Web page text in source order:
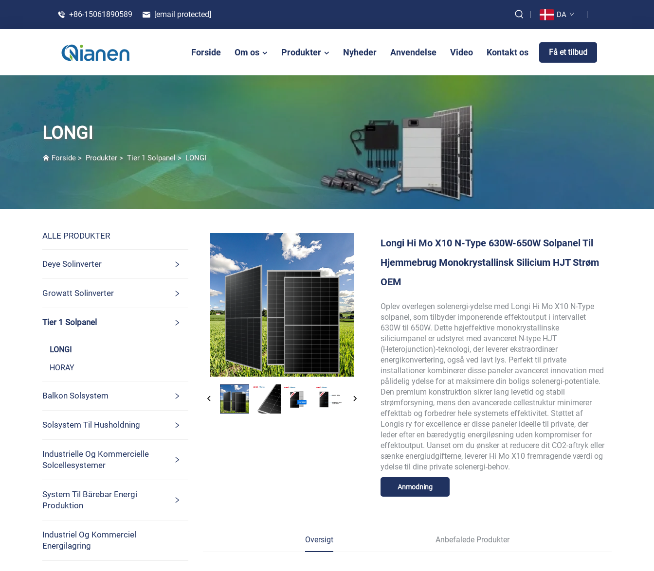
+86-15061890589 [email protected] DA
Forside Om os Produkter Nyheder Anvendelse Video Kontakt os Få et tilbud
LONGI
Forside > Produkter > Tier 1 Solpanel> LONGI
ALLE PRODUKTER
Deye Solinverter
Growatt Solinverter
Tier 1 Solpanel
LONGI
HORAY
Balkon Solsystem
Solsystem Til Husholdning
Industrielle Og Kommercielle
Solcellesystemer
System Til Bårebar Energi
Produktion
Industriel Og Kommerciel
Energilagring
Longi Hi Mo X10 N-Type 630W-650W Solpanel Til
Hjemmebrug Monokrystallinsk Silicium HJT Strøm
OEM
Oplev overlegen solenergi-ydelse med Longi Hi Mo X10 N-Type
solpanel, som tilbyder imponerende effektoutput i intervallet
630W til 650W. Dette højeffektive monokrystallinske
siliciumpanel er udstyret med avanceret N-type HJT
(Heterojunction)-teknologi, der leverer ekstraordinær
energikonvertering, også ved lavt lys. Perfekt til private
installationer kombinerer disse paneler avanceret innovation med
pålidelig ydelse for at maksimere din boligs solenergi-potentiale.
Den premium konstruktion sikrer lang levetid og stabil
strømforsyning, mens den avancerede cellestruktur minimerer
effekttab og forbedrer hele systemets effektivitet. Støttet af
Longis ry for excellence er disse paneler ideelle til private, der
leder efter en bæredygtig energiløsning uden kompromiser for
effektoutput. Uanset om du ønsker at reducere dit CO2-aftryk eller
sænke energiudgifterne, leverer Hi Mo X10 fremragende værdi og
ydelse til dine private solenergi-behov.
Anmodning
Oversigt Anbefalede Produkter